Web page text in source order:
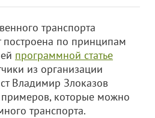
транспорта
построена по принципам
программной статье
из организации
Владимир Злоказов
примеров, которые можно
транспорта.